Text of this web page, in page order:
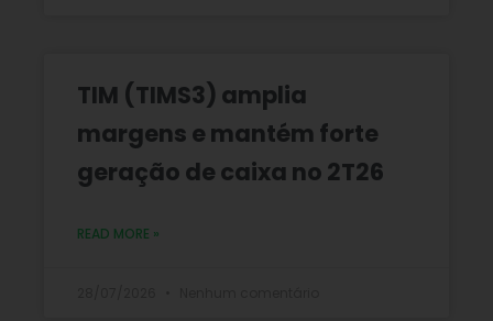
TIM (TIMS3) amplia
margens e mantém forte
geração de caixa no 2T26
READ MORE »